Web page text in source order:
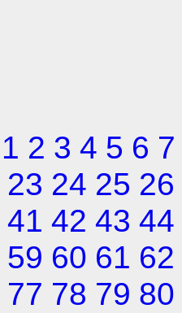
1 2 3 4 5 6 7
23 24 25 26
41 42 43 44
59 60 61 62
77 78 79 80